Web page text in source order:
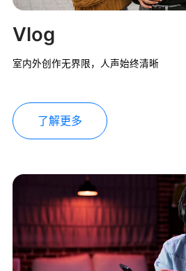
Vlog
室内外创作无界限，人声始终清晰
了解更多